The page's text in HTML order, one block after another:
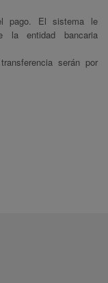
pago. El sistema le
la entidad bancaria
serán por